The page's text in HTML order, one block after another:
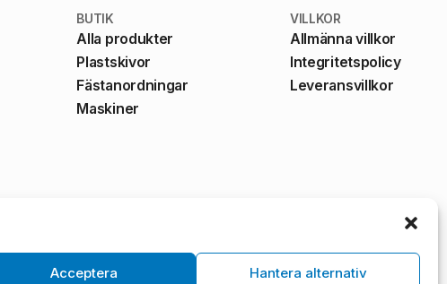
Acceptera Hantera alternativ
BUTIK
Alla produkter
Plastskivor
Fästanordningar
Maskiner
VILLKOR
Allmänna villkor
Integritetspolicy
Leveransvillkor